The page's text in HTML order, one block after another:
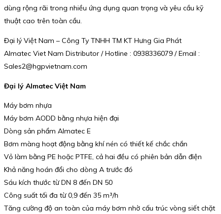
dùng rộng rãi trong nhiều ứng dụng quan trọng và yêu cầu kỹ
thuật cao trên toàn cầu.
Đại lý Việt Nam – Công Ty TNHH TM KT Hưng Gia Phát
Almatec Viet Nam Distributor / Hotline : 0938336079 / Email :
Sales2@hgpvietnam.com
Đại lý Almatec Việt Nam
Máy bơm nhựa
Máy bơm AODD bằng nhựa hiện đại
Dòng sản phẩm Almatec E
Bơm màng hoạt động bằng khí nén có thiết kế chắc chắn
Vỏ làm bằng PE hoặc PTFE, cả hai đều có phiên bản dẫn điện
Khả năng hoán đổi cho dòng A trước đó
Sáu kích thước từ DN 8 đến DN 50
Công suất tối đa từ 0,9 đến 35 m³/h
Tăng cường độ an toàn của máy bơm nhờ cấu trúc vòng siết chặt